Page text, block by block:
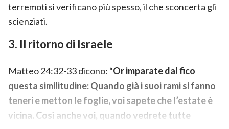
terremoti si verificano più spesso, il che sconcerta gli
scienziati.
3. Il ritorno di Israele
Matteo 24:32-33 dicono: “Or imparate dal fico
questa similitudine: Quando già i suoi rami si fanno
teneri e metton le foglie, voi sapete che l’estate è
vicina. Così anche voi, quando vedrete tutte